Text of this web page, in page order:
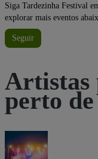
Siga Tardezinha Festival
explorar mais eventos
Seguir
Artistas
perto de